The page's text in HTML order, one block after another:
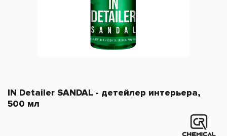
IN Detailer SANDAL - детейлер интерьера,
500 мл